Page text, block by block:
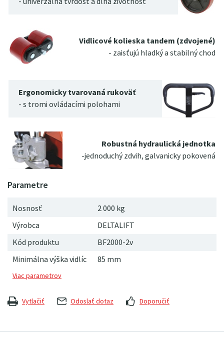
Vidlicové kolieska tandem (zdvojené)
- zaisťujú hladký a stabilný chod
Ergonomicky tvarovaná rukoväť
- s tromi ovládacími polohami
Robustná hydraulická jednotka
-jednoduchý zdvih, galvanicky pokovená
Nosnosť
2 000 kg
Výrobca
DELTALIFT
Kód produktu
BF2000-2v
Minimálna výška vidlíc
85 mm
Vytlačiť Odoslať dotaz Doporučiť